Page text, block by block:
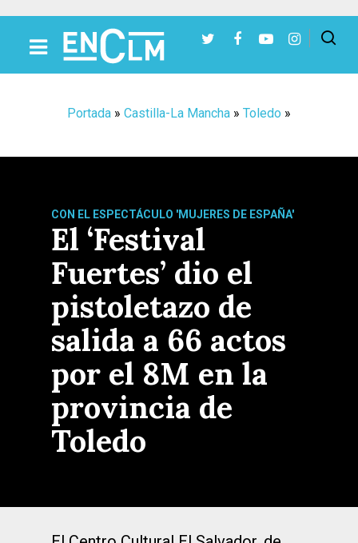
Portada » Castilla-La Mancha » Toledo »
CON EL ESPECTÁCULO 'MUJERES DE ESPAÑA'
El ‘Festival
Fuertes’ dio el
pistoletazo de
salida a 66 actos
por el 8M en la
provincia de
Toledo